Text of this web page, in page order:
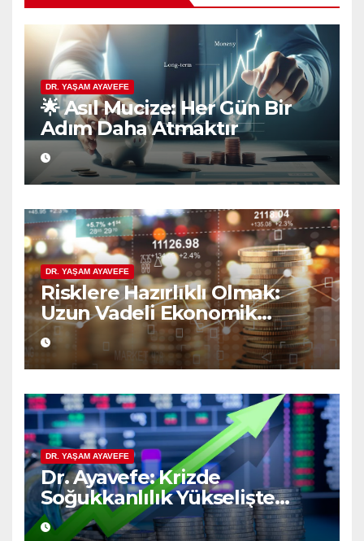
DR. YAŞAM AYAVEFE
🌟 Asıl Mucize: Her Gün Bir
Adım Daha Atmaktır
DR. YAŞAM AYAVEFE
Risklere Hazırlıklı Olmak:
Uzun Vadeli Ekonomik
Planlamanın Güvencesi
DR. YAŞAM AYAVEFE
Dr. Ayavefe: Krizde
Soğukkanlılık Yükselişte
Bilgelik